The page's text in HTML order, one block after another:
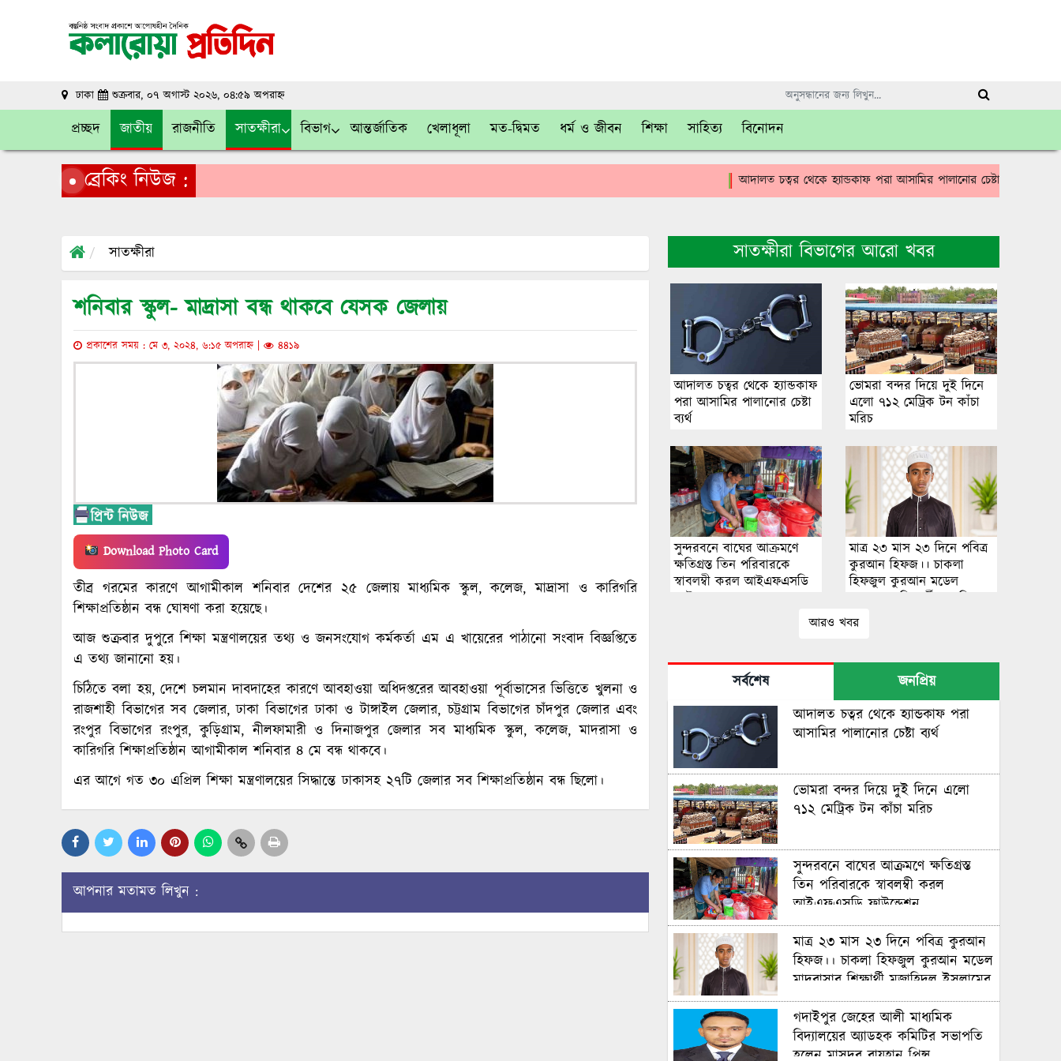
ঢাকা শুক্রবার, ০৭ অগাস্ট ২০২৬, ০৪:৫৯ অপরাহ্ন
প্রচ্ছদ জাতীয় রাজনীতি সাতক্ষীরা বিভাগ আন্তর্জাতিক খেলাধূলা মত-দ্বিমত ধর্ম ও জীবন শিক্ষা সাহিত্য বিনোদন
ব্রেকিং নিউজ : আদালত চত্বর থেকে হ্যান্ডকাফ পরা আসামির পালানোর চেষ্টা ব্যর্থ
সাতক্ষীরা
শনিবার স্কুল- মাদ্রাসা বন্ধ থাকবে যেসক জেলায়
প্রকাশের সময় : মে ৩, ২০২৪, ৬:১৫ অপরাহ্ন | ৪৪১৯
Download Photo Card
তীব্র গরমের কারণে আগামীকাল শনিবার দেশের ২৫ জেলায় মাধ্যমিক স্কুল, কলেজ, মাদ্রাসা ও কারিগরি
শিক্ষাপ্রতিষ্ঠান বন্ধ ঘোষণা করা হয়েছে।
আজ শুক্রবার দুপুরে শিক্ষা মন্ত্রণালয়ের তথ্য ও জনসংযোগ কর্মকর্তা এম এ খায়েরের পাঠানো সংবাদ বিজ্ঞপ্তিতে
এ তথ্য জানানো হয়।
চিঠিতে বলা হয়, দেশে চলমান দাবদাহের কারণে আবহাওয়া অধিদপ্তরের আবহাওয়া পূর্বাভাসের ভিত্তিতে খুলনা ও
রাজশাহী বিভাগের সব জেলার, ঢাকা বিভাগের ঢাকা ও টাঙ্গাইল জেলার, চট্টগ্রাম বিভাগের চাঁদপুর জেলার এবং
রংপুর বিভাগের রংপুর, কুড়িগ্রাম, নীলফামারী ও দিনাজপুর জেলার সব মাধ্যমিক স্কুল, কলেজ, মাদরাসা ও
কারিগরি শিক্ষাপ্রতিষ্ঠান আগামীকাল শনিবার ৪ মে বন্ধ থাকবে।
এর আগে গত ৩০ এপ্রিল শিক্ষা মন্ত্রণালয়ের সিদ্ধান্তে ঢাকাসহ ২৭টি জেলার সব শিক্ষাপ্রতিষ্ঠান বন্ধ ছিলো।
আপনার মতামত লিখুন :
সাতক্ষীরা বিভাগের আরো খবর
আদালত চত্বর থেকে হ্যান্ডকাফ
পরা আসামির পালানোর চেষ্টা
ব্যর্থ
ভোমরা বন্দর দিয়ে দুই দিনে
এলো ৭১২ মেট্রিক টন কাঁচা
মরিচ
সুন্দরবনে বাঘের আক্রমণে
ক্ষতিগ্রস্ত তিন পরিবারকে
স্বাবলম্বী করল আইএফএসডি
ফাউন্ডেশন
মাত্র ২৩ মাস ২৩ দিনে পবিত্র
কুরআন হিফজ।। চাকলা
হিফজুল কুরআন মডেল
মাদরাসার শিক্ষার্থী মুজাহিদুল
ইসলামের অনন্য কৃতিত্ব
আরও খবর
সর্বশেষ
জনপ্রিয়
আদালত চত্বর থেকে হ্যান্ডকাফ পরা
আসামির পালানোর চেষ্টা ব্যর্থ
ভোমরা বন্দর দিয়ে দুই দিনে এলো
৭১২ মেট্রিক টন কাঁচা মরিচ
সুন্দরবনে বাঘের আক্রমণে ক্ষতিগ্রস্ত
তিন পরিবারকে স্বাবলম্বী করল
আইএফএসডি ফাউন্ডেশন
মাত্র ২৩ মাস ২৩ দিনে পবিত্র কুরআন
হিফজ।। চাকলা হিফজুল কুরআন মডেল
মাদরাসার শিক্ষার্থী মুজাহিদুল ইসলামের
অনন্য কৃতিত্ব
গদাইপুর জেহের আলী মাধ্যমিক
বিদ্যালয়ের অ্যাডহক কমিটির সভাপতি
হলেন মাসুদুর রায়হান প্রিন্স